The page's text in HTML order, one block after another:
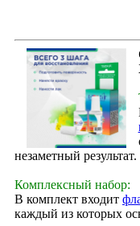
незаметный результат.
Комплексный набор:
В комплект входит
каждый из которых